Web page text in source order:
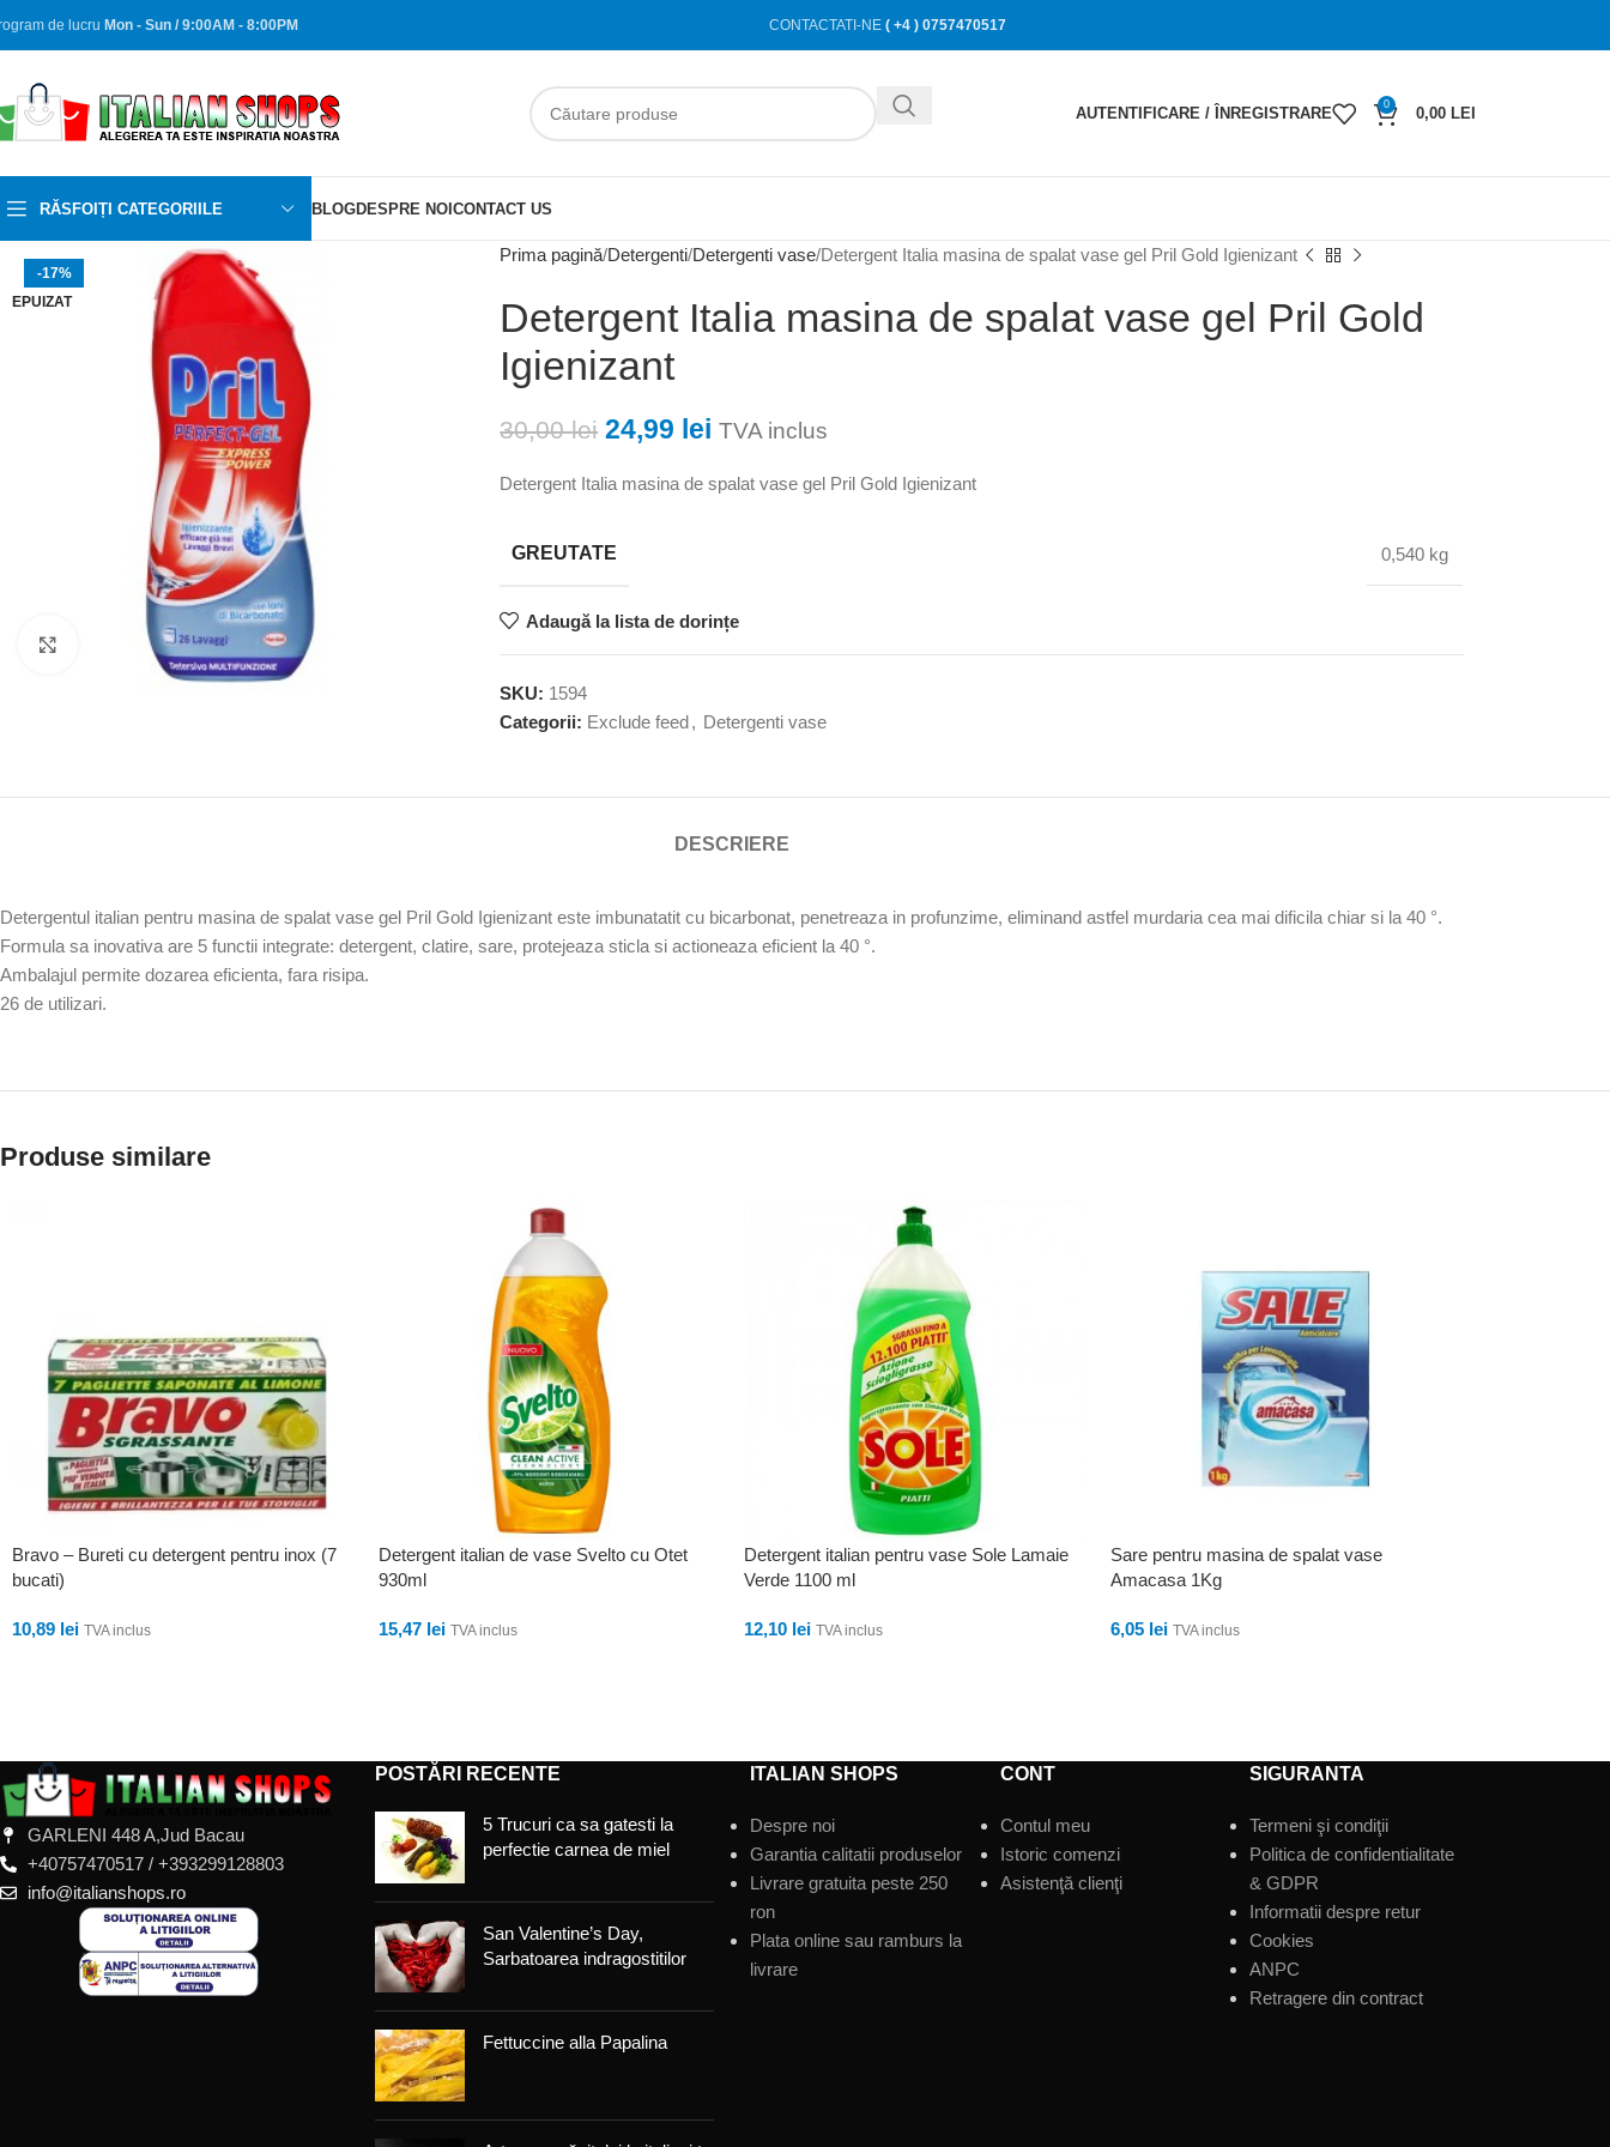
de lucru Mon - Sun / 9:00AM - 8:00PM CONTACTATI-NE ( +4 ) 0757470517
AUTENTIFICARE / ÎNREGISTRARE
0
0,00 LEI
RĂSFOIȚI CATEGORIILE BLOGDESPRE NOICONTACT US
-17%
EPUIZAT
Faceți clic pentru a mări
Prima pagină Detergenti Detergenti vase Detergent Italia masina de spalat vase gel Pril Gold Igienizant
Detergent Italia masina de spalat vase gel Pril Gold
Igienizant
30,00lei 24,99 lei TVA inclus
Detergent Italia masina de spalat vase gel Pril Gold Igienizant
GREUTATE 0,540 kg
Adaugă la lista de dorințe
SKU: 1594
Categorii: Exclude feed, Detergenti vase
DESCRIERE
Detergentul italian pentru masina de spalat vase gel Pril Gold Igienizant este imbunatatit cu bicarbonat, penetreaza in profunzime, eliminand astfel murdaria cea mai dificila chiar si la 40 °.
Formula sa inovativa are 5 functii integrate: detergent, clatire, sare, protejeaza sticla si actioneaza eficient la 40 °.
Ambalajul permite dozarea eficienta, fara risipa.
26 de utilizari.
Produse similare
Bravo – Bureti cu detergent pentru inox (7
bucati)
10,89 lei TVA inclus
Detergent italian de vase Svelto cu Otet
930ml
15,47 lei TVA inclus
Detergent italian pentru vase Sole Lamaie
Verde 1100 ml
12,10 lei TVA inclus
Sare pentru masina de spalat vase
Amacasa 1Kg
6,05 lei TVA inclus
GARLENI 448 A,Jud Bacau
+40757470517 / +393299128803
info@italianshops.ro
POSTĂRI RECENTE
5 Trucuri ca sa gatesti la
perfectie carnea de miel
San Valentine’s Day,
Sarbatoarea indragostitilor
Fettuccine alla Papalina
ITALIAN SHOPS
Despre noi
Garantia calitatii produselor
Livrare gratuita peste 250
ron
Plata online sau ramburs la
livrare
CONT
Contul meu
Istoric comenzi
Asistenţă clienţi
SIGURANTA
Termeni şi condiţii
Politica de confidentialitate
& GDPR
Informatii despre retur
Cookies
ANPC
Retragere din contract